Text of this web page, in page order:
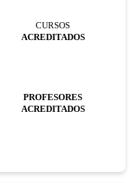
CURSOS
ACREDITADOS
PROFESORES
ACREDITADOS